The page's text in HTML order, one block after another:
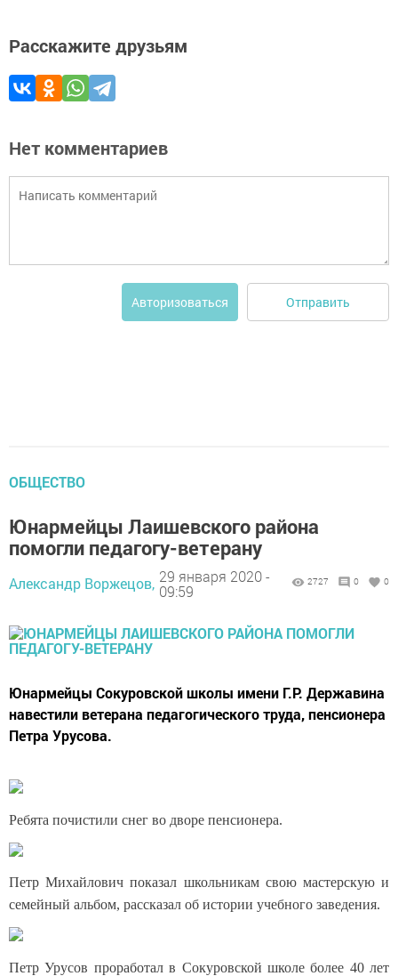
Расскажите друзьям
Нет комментариев
Авторизоваться Отправить
ОБЩЕСТВО
Юнармейцы Лаишевского района
помогли педагогу-ветерану
Александр Воржецов, 29 января 2020 -
09:59
2727 0 0
Юнармейцы Сокуровской школы имени Г.Р. Державина
навестили ветерана педагогического труда, пенсионера
Петра Урусова.
Ребята почистили снег во дворе пенсионера.
Петр Михайлович показал школьникам свою мастерскую и
семейный альбом, рассказал об истории учебного заведения.
Петр Урусов проработал в Сокуровской школе более 40 лет